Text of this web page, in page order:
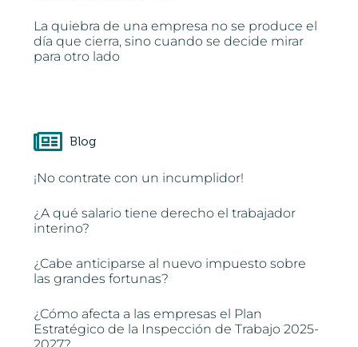
La quiebra de una empresa no se produce el
día que cierra, sino cuando se decide mirar
para otro lado
Blog
¡No contrate con un incumplidor!
¿A qué salario tiene derecho el trabajador
interino?
¿Cabe anticiparse al nuevo impuesto sobre
las grandes fortunas?
¿Cómo afecta a las empresas el Plan
Estratégico de la Inspección de Trabajo 2025-